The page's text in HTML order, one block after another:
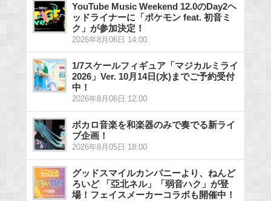
YouTube Music Weekend 12.0のDay2ヘ
ッドライナーに「ポケモン feat. 初音ミ
ク」が参加決定！
2026年8月06日 14:00
1/7スケールフィギュア「マジカルミライ
2026」Ver. 10月14日(水)までご予約受付
中！
2026年8月06日 12:00
ボカロ音楽を和楽器のみで奏でる新ライ
ブ企画！
2026年8月05日 18:00
グッドスマイルカンパニーより、ねんど
ろいど 「亞北ネル」「弱音ハク」が登
場！フェイスメーカーコラボも開催中！